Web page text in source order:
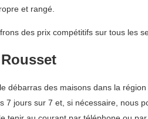
et rangé.
des prix compétitifs sur tous les
débarras des maisons dans la
7 jours sur 7 et, si nécessaire, nous